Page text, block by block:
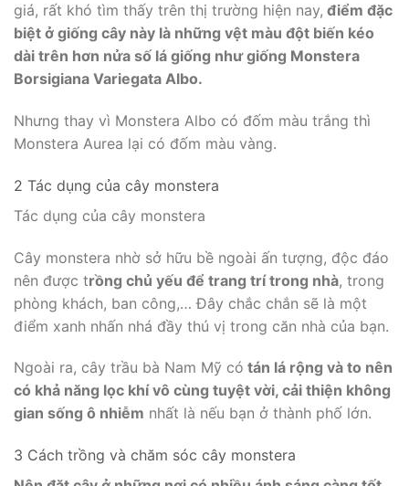
giá, rất khó tìm thấy trên thị trường hiện nay, điểm đặc
biệt ở giống cây này là những vệt màu đột biến kéo
dài trên hơn nửa số lá giống như giống Monstera
Borsigiana Variegata Albo.
Nhưng thay vì Monstera Albo có đốm màu trắng thì
Monstera Aurea lại có đốm màu vàng.
2 Tác dụng của cây monstera
Tác dụng của cây monstera
Cây monstera nhờ sở hữu bề ngoài ấn tượng, độc đáo
nên được trồng chủ yếu để trang trí trong nhà, trong
phòng khách, ban công,… Đây chắc chắn sẽ là một
điểm xanh nhấn nhá đầy thú vị trong căn nhà của bạn.
Ngoài ra, cây trầu bà Nam Mỹ có tán lá rộng và to nên
có khả năng lọc khí vô cùng tuyệt vời, cải thiện không
gian sống ô nhiễm nhất là nếu bạn ở thành phố lớn.
3 Cách trồng và chăm sóc cây monstera